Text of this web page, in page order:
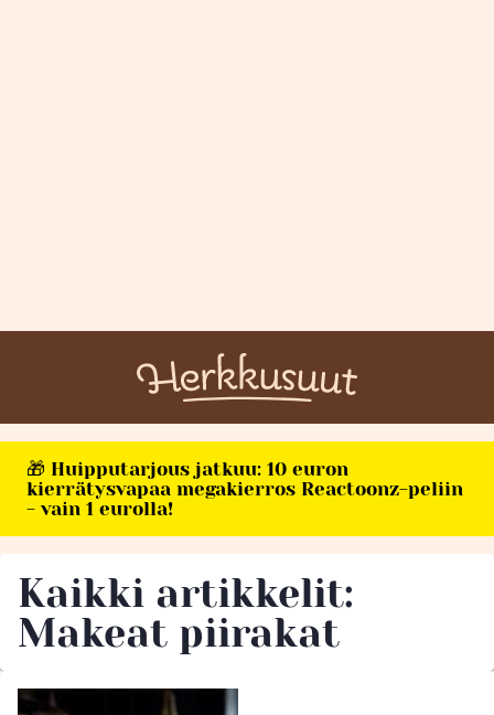
🎁 Huipputarjous jatkuu: 10 euron
kierrätysvapaa megakierros Reactoonz-peliin
- vain 1 eurolla!
Kaikki artikkelit:
Makeat piirakat